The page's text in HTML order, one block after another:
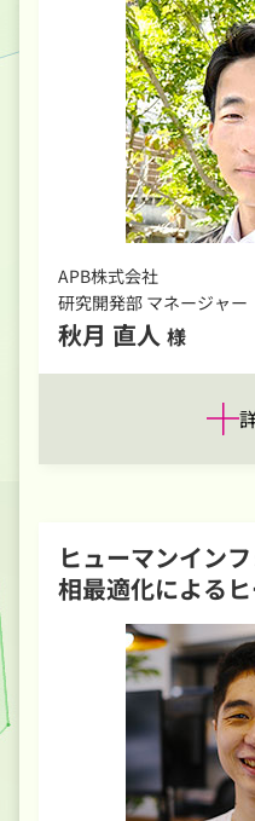
APB株式会社
研究開発部 マネージャー
秋月 直人 様
ヒューマンイン
相最適化による